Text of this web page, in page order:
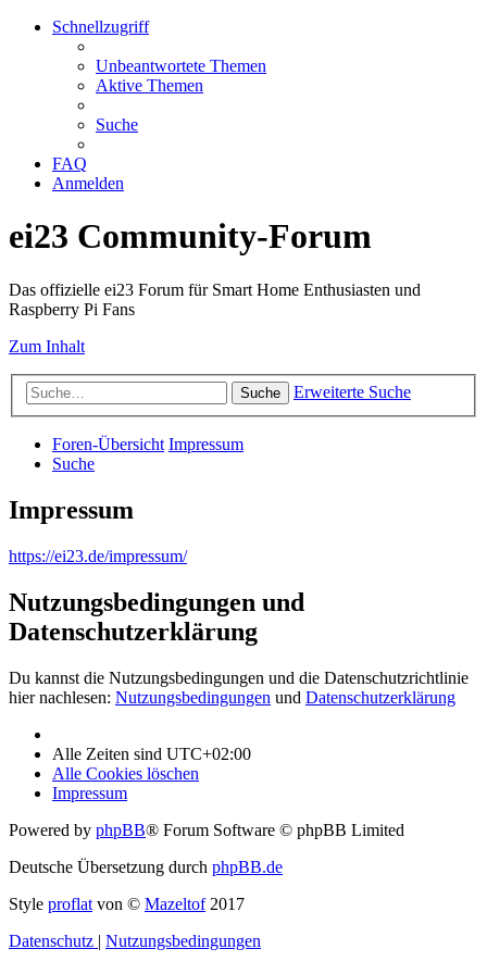
Schnellzugriff
Unbeantwortete Themen
Aktive Themen
Suche
FAQ
Anmelden
ei23 Community-Forum
Das offizielle ei23 Forum für Smart Home Enthusiasten und
Raspberry Pi Fans
Zum Inhalt
Suche Erweiterte Suche
Foren-Übersicht Impressum
Suche
Impressum
https://ei23.de/impressum/
Nutzungsbedingungen und
Datenschutzerklärung
Du kannst die Nutzungsbedingungen und die Datenschutzrichtlinie
hier nachlesen: Nutzungsbedingungen und Datenschutzerklärung
Alle Zeiten sind UTC+02:00
Alle Cookies löschen
Impressum
Powered by phpBB® Forum Software © phpBB Limited
Deutsche Übersetzung durch phpBB.de
Style proflat von © Mazeltof2017
Datenschutz | Nutzungsbedingungen